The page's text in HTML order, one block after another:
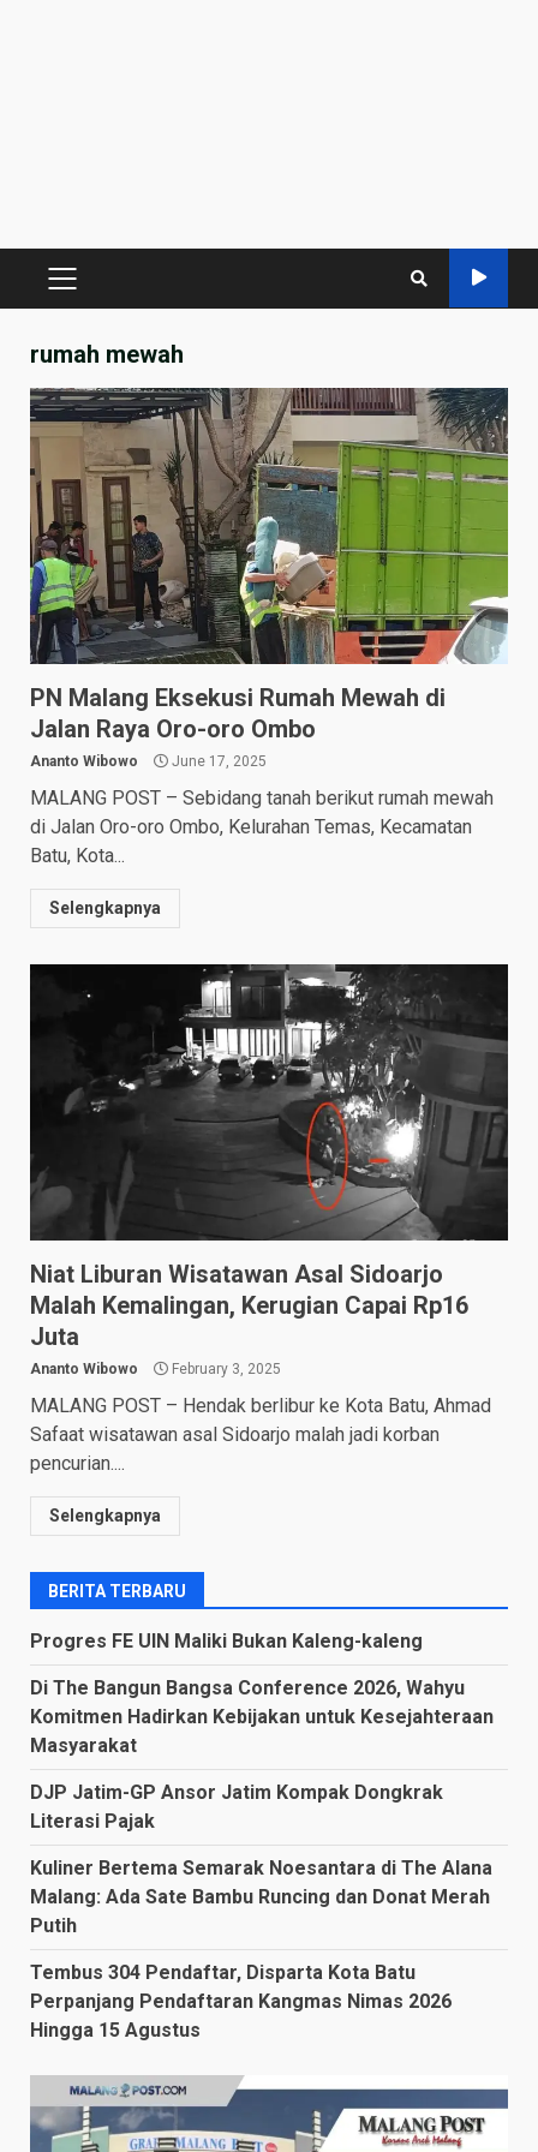
PRIMARY
rumah mewah
PN Malang Eksekusi Rumah Mewah di
Jalan Raya Oro-oro Ombo
Ananto Wibowo June 17, 2025
MALANG POST – Sebidang tanah berikut rumah mewah
di Jalan Oro-oro Ombo, Kelurahan Temas, Kecamatan
Batu, Kota...
Selengkapnya
Niat Liburan Wisatawan Asal Sidoarjo
Malah Kemalingan, Kerugian Capai Rp16
Juta
Ananto Wibowo February 3, 2025
MALANG POST – Hendak berlibur ke Kota Batu, Ahmad
Safaat wisatawan asal Sidoarjo malah jadi korban
pencurian....
Selengkapnya
BERITA TERBARU
Progres FE UIN Maliki Bukan Kaleng-kaleng
Di The Bangun Bangsa Conference 2026, Wahyu
Komitmen Hadirkan Kebijakan untuk Kesejahteraan
Masyarakat
DJP Jatim-GP Ansor Jatim Kompak Dongkrak
Literasi Pajak
Kuliner Bertema Semarak Noesantara di The Alana
Malang: Ada Sate Bambu Runcing dan Donat Merah
Putih
Tembus 304 Pendaftar, Disparta Kota Batu
Perpanjang Pendaftaran Kangmas Nimas 2026
Hingga 15 Agustus